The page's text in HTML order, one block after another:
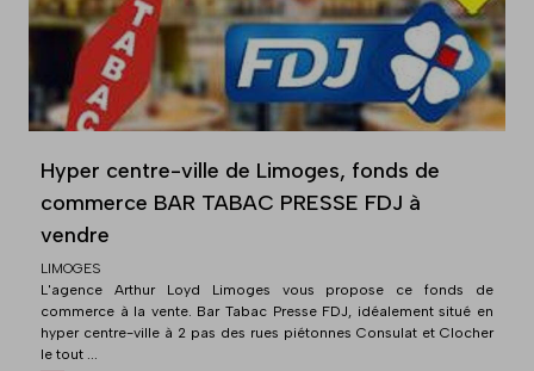
Hyper centre-ville de Limoges, fonds de
commerce BAR TABAC PRESSE FDJ à
vendre
LIMOGES
L'agence Arthur Loyd Limoges vous propose ce fonds de
commerce à la vente. Bar Tabac Presse FDJ, idéalement situé en
hyper centre-ville à 2 pas des rues piétonnes Consulat et Clocher
le tout ...